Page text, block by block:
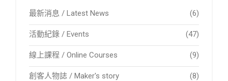
最新消息 / Latest News (6)
活動紀錄 / Events (47)
線上課程 / Online Courses (9)
創客人物誌 / Maker's story (8)